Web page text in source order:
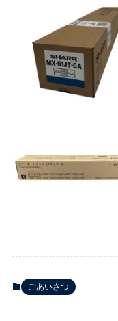
ごあいさつ